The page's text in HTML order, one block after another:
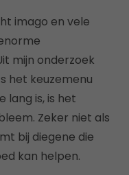
imago en vele
mijn onderzoek
het keuzemenu
lang is, is het
Zeker niet als
bij diegene die
kan helpen.